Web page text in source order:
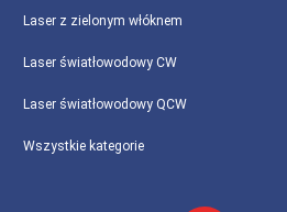
Laser z zielonym włóknem
Laser światłowodowy CW
Laser światłowodowy QCW
Wszystkie kategorie